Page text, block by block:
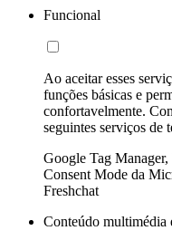
Funcional
Ao aceitar esses
funções básicas e
confortavelmente.
seguintes serviços de
Google Tag
Consent Mode da
Freshchat
Conteúdo multimédia